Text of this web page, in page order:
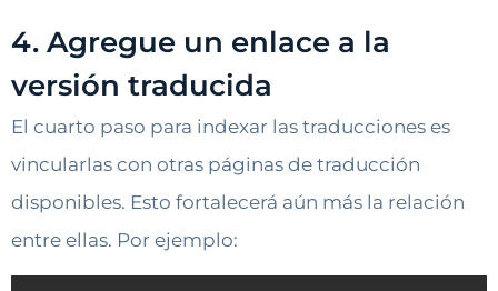
4. Agregue un enlace a la
versión traducida
El cuarto paso para indexar las traducciones es
vincularlas con otras páginas de traducción
disponibles. Esto fortalecerá aún más la relación
entre ellas. Por ejemplo: